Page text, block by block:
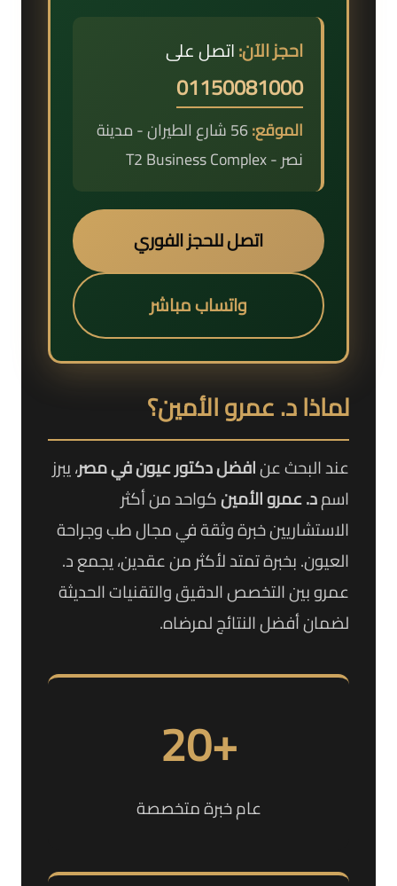
احجز الآن:اتصل على
01150081000
الموقع:
56 شارع الطيران - مدينة
نصر - T2 Business Complex
اتصل للحجز الفوري
واتساب مباشر
لماذا د. عمرو الأمين؟
عند البحث عنافضل دكتور عيون في مصر، يبرز
اسمد. عمرو الأمينكواحد من أكثر
الاستشاريين خبرة وثقة في مجال طب وجراحة
العيون. بخبرة تمتد لأكثر من عقدين، يجمع د.
عمرو بين التخصص الدقيق والتقنيات الحديثة
لضمان أفضل النتائج لمرضاه.
+20
عام خبرة متخصصة